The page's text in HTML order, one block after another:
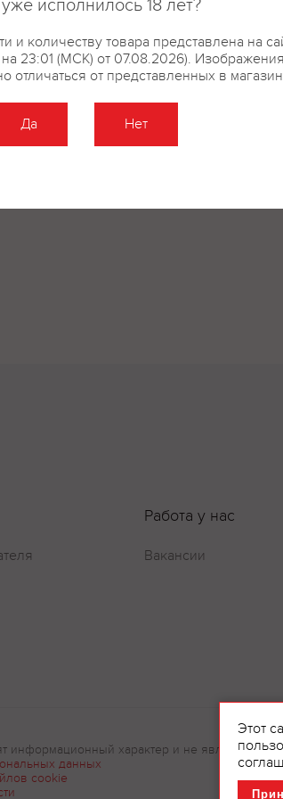
Работа у нас
Вакансии
информационный характер и не являются
данных
cookie
Этот
исполнилось 18 лет?
и количеству товара представлена на
23:01 (МСК) от 07.08.2026).
отличаться от представленных в
Да Нет